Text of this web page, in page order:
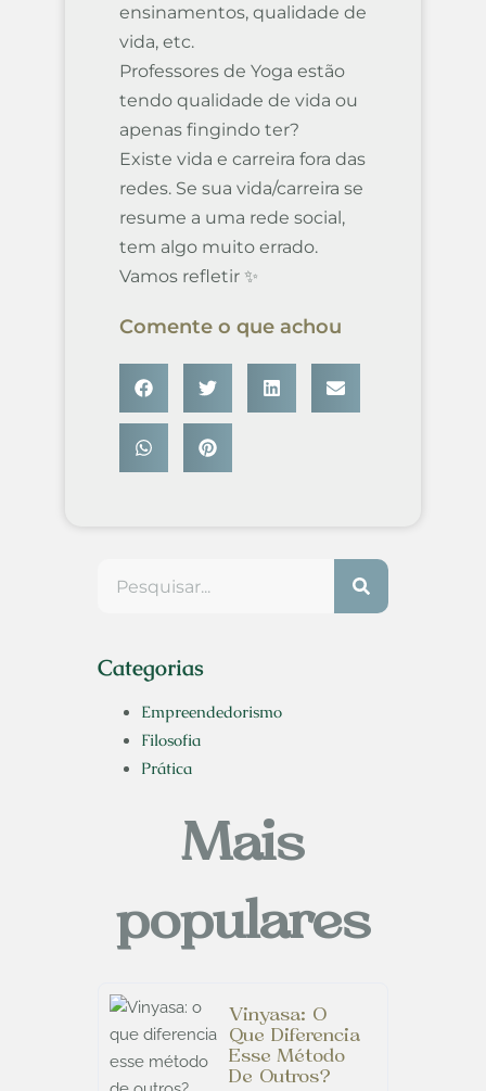
ensinamentos, qualidade de
vida, etc.
Professores de Yoga estão
tendo qualidade de vida ou
apenas fingindo ter?
Existe vida e carreira fora das
redes. Se sua vida/carreira se
resume a uma rede social,
tem algo muito errado.
Vamos refletir ✨
Comente o que achou
Categorias
Empreendedorismo
Filosofia
Prática
Mais
populares
Vinyasa: O
Que Diferencia
Esse Método
De Outros?